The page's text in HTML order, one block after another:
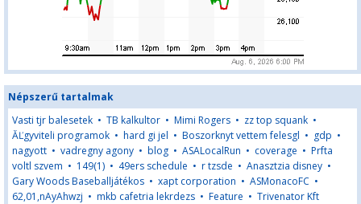
Népszerű tartalmak
Vasti tjr balesetek • TB kalkultor • Mimi Rogers • zz top squank •
ĂĽgyviteli programok • hard gi jel • Boszorknyt vettem felesgl • gdp •
nagyott • vadregny agony • blog • ASALocalRun • coverage • Prfta
voltl szvem • 149(1) • 49ers schedule • r tzsde • Anasztzia disney •
Gary Woods Baseballjátékos • xapt corporation • ASMonacoFC •
62,01,nAyAhwzj • mkb cafetria lekrdezs • Feature • Trivenator Kft